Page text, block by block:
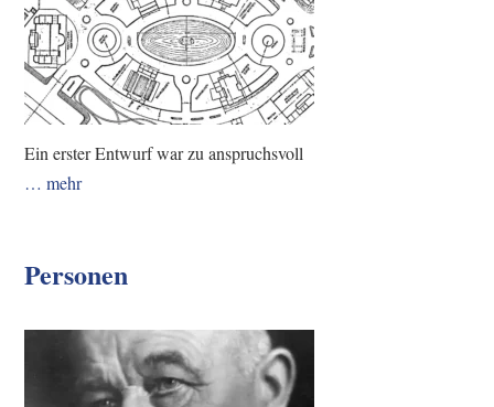
Ein erster Entwurf war zu anspruchsvoll
… mehr
Personen